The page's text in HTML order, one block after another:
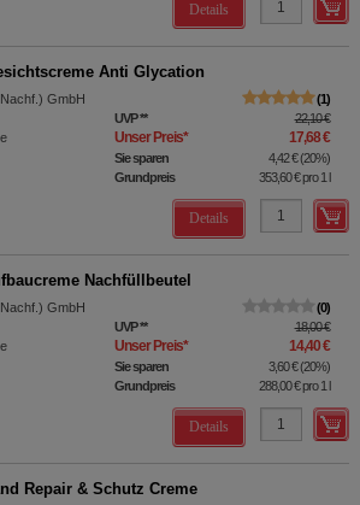
Details
Anti Glycation
GmbH
1
UVP** 22,10 €
Unser Preis* 17,68 €
Sie sparen 4,42 €(20%)
Grundpreis
353,60 €pro 1 l
Details
Nachfüllbeutel
GmbH
0
UVP** 18,00 €
Unser Preis* 14,40 €
Sie sparen 3,60 €(20%)
Grundpreis
288,00 €pro 1 l
Details
Repair & Schutz Creme